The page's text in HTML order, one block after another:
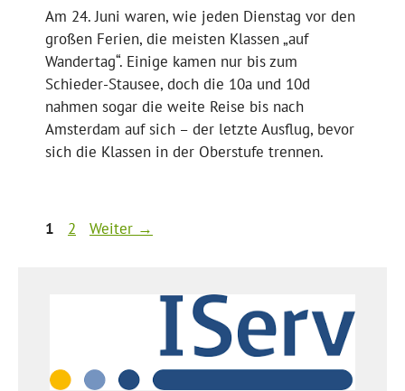
Am 24. Juni waren, wie jeden Dienstag vor den
großen Ferien, die meisten Klassen „auf
Wandertag“. Einige kamen nur bis zum
Schieder-Stausee, doch die 10a und 10d
nahmen sogar die weite Reise bis nach
Amsterdam auf sich – der letzte Ausflug, bevor
sich die Klassen in der Oberstufe trennen.
Seite
1 Seite
2 Weiter →